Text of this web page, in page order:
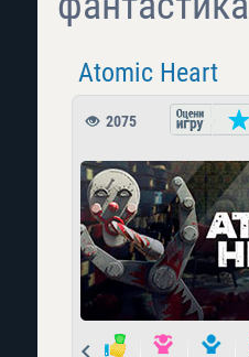
Atomic Heart
2075
Prev